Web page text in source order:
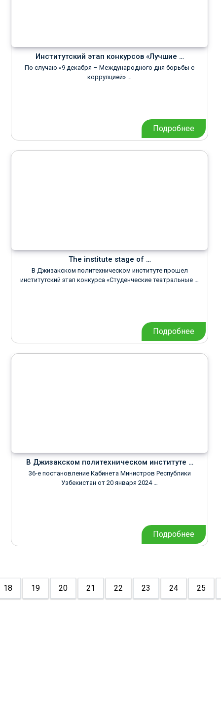
Институтский этап конкурсов «Лучшие …
По случаю «9 декабря – Международного дня борьбы с
коррупцией» …
Подробнее
The institute stage of …
В Джизакском политехническом институте прошел
институтский этап конкурса «Студенческие театральные …
Подробнее
В Джизакском политехническом институте …
36-е постановление Кабинета Министров Республики
Узбекистан от 20 января 2024 …
Подробнее
18 19 20 21 22 23 24 25